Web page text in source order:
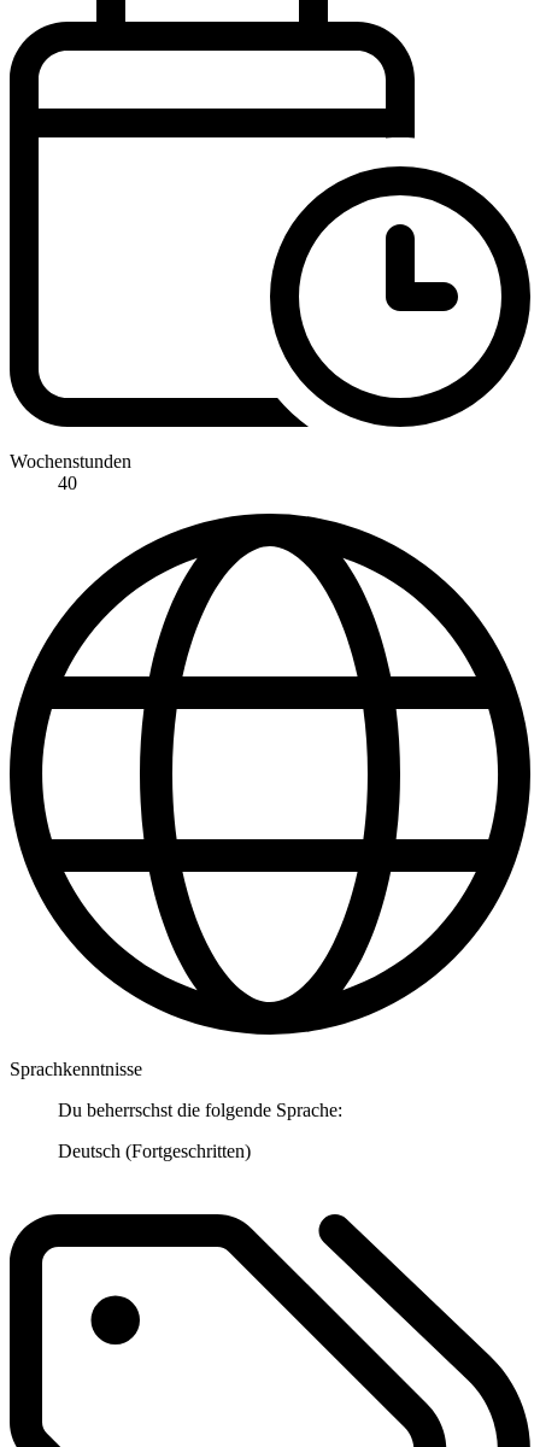
Wochenstunden
40
Sprachkenntnisse
Du beherrschst die folgende Sprache:
Deutsch (Fortgeschritten)